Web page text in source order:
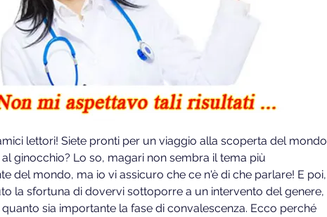
lettori! Siete pronti per un viaggio alla scoperta del mondo
ginocchio? Lo so, magari non sembra il tema più
del mondo, ma io vi assicuro che ce n'è di che parlare! E poi,
la sfortuna di dovervi sottoporre a un intervento del genere,
sia importante la fase di convalescenza. Ecco perché